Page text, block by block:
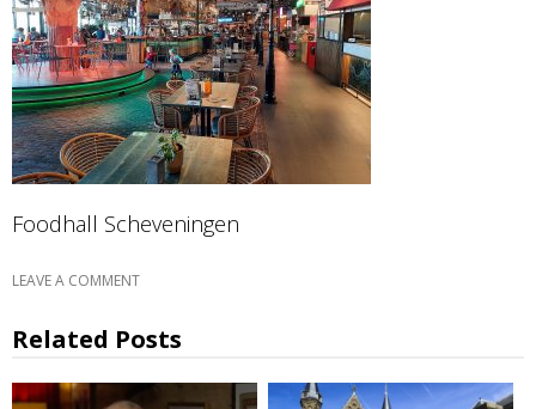
Foodhall Scheveningen
LEAVE A COMMENT
Related Posts